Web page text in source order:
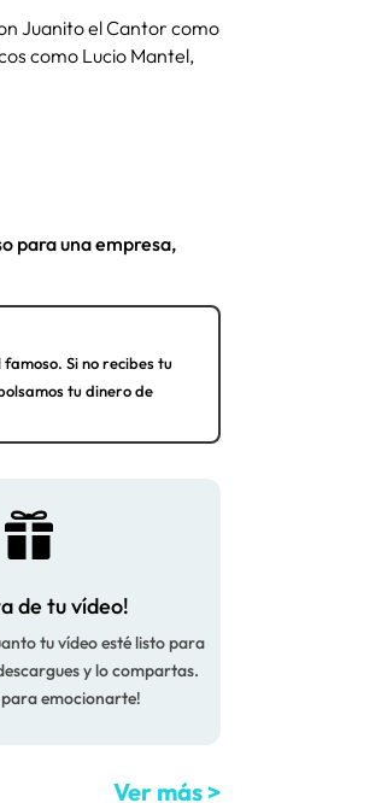
Juanito el Cantor como
como Lucio Mantel,
para una empresa,
Si no recibes tu
tu dinero de

de tu vídeo!
tu vídeo esté listo para
y lo compartas.
emocionarte!
Ver más >